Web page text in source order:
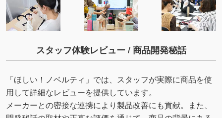
スタッフ体験レビュー / 商品開発秘話
「ほしい！ノベルティ」では、スタッフが実際に商品を使
用して詳細なレビューを提供しています。
メーカーとの密接な連携により製品改善にも貢献。また、